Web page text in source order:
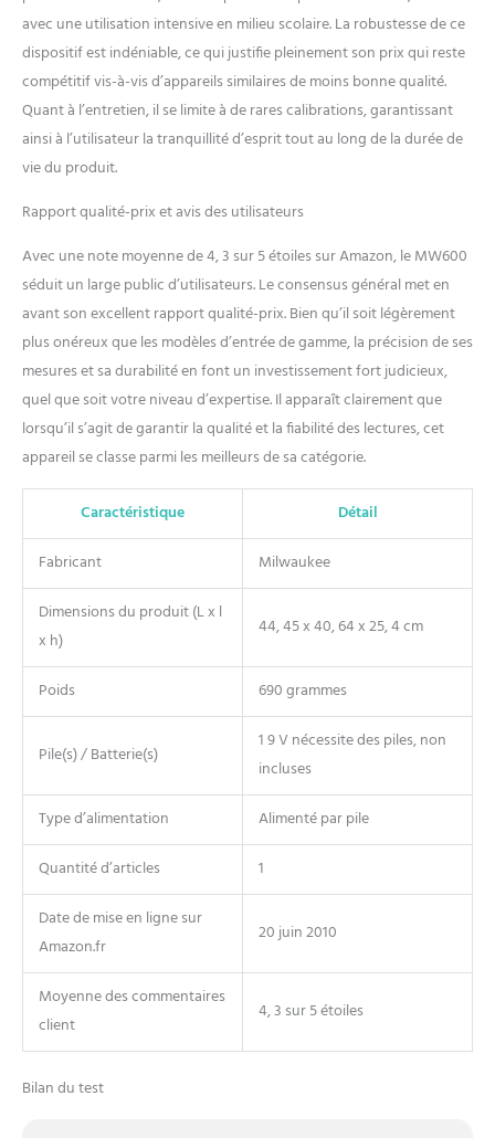
avec une utilisation intensive en milieu scolaire. La robustesse de ce
dispositif est indéniable, ce qui justifie pleinement son prix qui reste
compétitif vis-à-vis d’appareils similaires de moins bonne qualité.
Quant à l’entretien, il se limite à de rares calibrations, garantissant
ainsi à l’utilisateur la tranquillité d’esprit tout au long de la durée de
vie du produit.
Rapport qualité-prix et avis des utilisateurs
Avec une note moyenne de 4, 3 sur 5 étoiles sur Amazon, le MW600
séduit un large public d’utilisateurs. Le consensus général met en
avant son excellent rapport qualité-prix. Bien qu’il soit légèrement
plus onéreux que les modèles d’entrée de gamme, la précision de ses
mesures et sa durabilité en font un investissement fort judicieux,
quel que soit votre niveau d’expertise. Il apparaît clairement que
lorsqu’il s’agit de garantir la qualité et la fiabilité des lectures, cet
appareil se classe parmi les meilleurs de sa catégorie.
Caractéristique
Détail
Fabricant
Milwaukee
Dimensions du produit (L x l
x h)
44, 45 x 40, 64 x 25, 4 cm
Poids 690 grammes
Pile(s) / Batterie(s)
1 9 V nécessite des piles, non
incluses
Type d’alimentation
Alimenté par pile
Quantité d’articles
1
Date de mise en ligne sur
Amazon.fr
20 juin 2010
Moyenne des commentaires
client
4, 3 sur 5 étoiles
Bilan du test